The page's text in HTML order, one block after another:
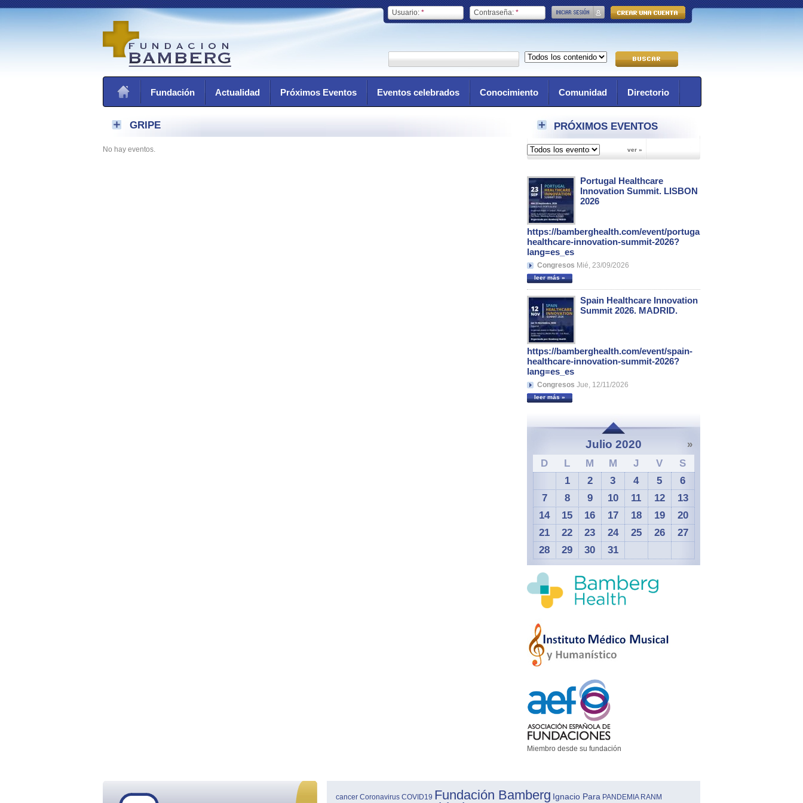
Usuario: * Contraseña: *
Fundación Actualidad Próximos Eventos Eventos celebrados Conocimiento Comunidad Directorio
PRÓXIMOS EVENTOS
Portugal Healthcare
Innovation Summit. LISBON
2026
https://bamberghealth.com/event/portugal-
healthcare-innovation-summit-2026?
lang=es_es
Congresos Mié, 23/09/2026
leer más »
Spain Healthcare Innovation
Summit 2026. MADRID.
https://bamberghealth.com/event/spain-
healthcare-innovation-summit-2026?
lang=es_es
Congresos Jue, 12/11/2026
leer más »
Julio 2020
»
D
L M M J V
S
1
2 3 4 5
6
7
8 9 10 11 12
13
14
15 16 17 18 19
20
21
22 23 24 25 26
27
28
29 30 31
Miembro desde su fundación
GRIPE
No hay eventos.
cancer Coronavirus COVID19 Fundación Bamberg Ignacio Para PANDEMIA RANM